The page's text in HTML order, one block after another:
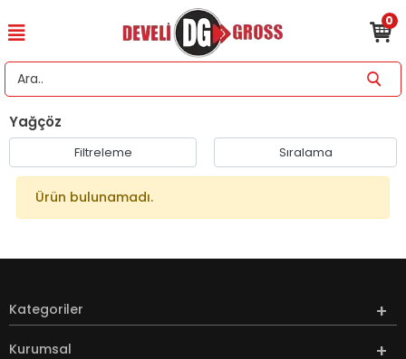
0
Yağçöz
Filtreleme Sıralama
Ürün bulunamadı.
Kategoriler
Kurumsal